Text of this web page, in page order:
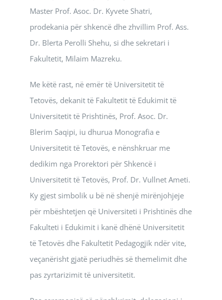
Master Prof. Asoc. Dr. Kyvete Shatri,
prodekania për shkencë dhe zhvillim Prof. Ass.
Dr. Blerta Perolli Shehu, si dhe sekretari i
Fakultetit, Milaim Mazreku.
Me këtë rast, në emër të Universitetit të
Tetovës, dekanit të Fakultetit të Edukimit të
Universitetit të Prishtinës, Prof. Asoc. Dr.
Blerim Saqipi, iu dhurua Monografia e
Universitetit të Tetovës, e nënshkruar me
dedikim nga Prorektori për Shkencë i
Universitetit të Tetovës, Prof. Dr. Vullnet Ameti.
Ky gjest simbolik u bë në shenjë mirënjohjeje
për mbështetjen që Universiteti i Prishtinës dhe
Fakulteti i Edukimit i kanë dhënë Universitetit
të Tetovës dhe Fakultetit Pedagogjik ndër vite,
veçanërisht gjatë periudhës së themelimit dhe
pas zyrtarizimit të universitetit.